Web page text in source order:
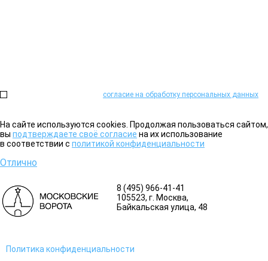
согласие на обработку персональных данных
На сайте используются cookies. Продолжая пользоваться сайтом,
вы подтверждаете своё согласие на их использование
в соответствии с политикой конфиденциальности
Отлично
8 (495) 966-41-41
105523, г. Москва,
Байкальская улица, 48
Политика конфиденциальности